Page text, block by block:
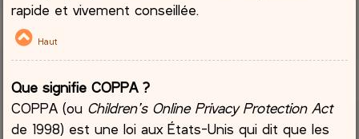
rapide et vivement conseillée.
Haut
Que signifie COPPA ?
COPPA (ou Children’s Online Privacy Protection Act
de 1998) est une loi aux États-Unis qui dit que les